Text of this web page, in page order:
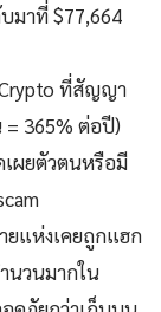
มาที่ $77,664
ที่สัญญา
365% ต่อปี)
เผยตัวตนหรือมี
ยแห่งเคยถูกแฮก
นวนมากใน